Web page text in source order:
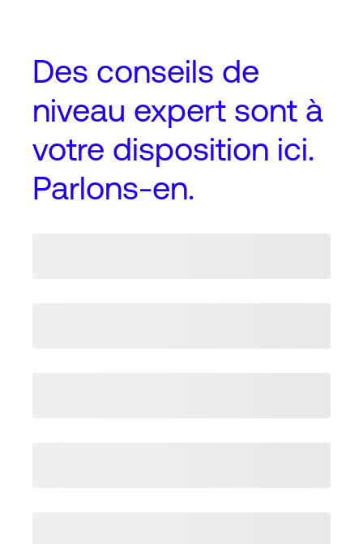
Des conseils de
niveau expert sont à
votre disposition ici.
Parlons-en.